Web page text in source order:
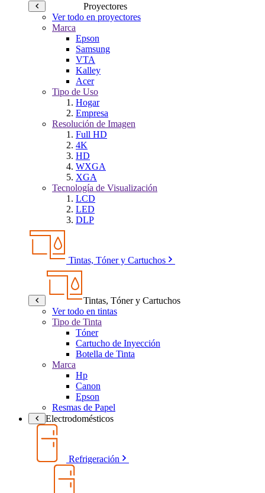
Proyectores
Ver todo en proyectores
Marca
Epson
Samsung
VTA
Kalley
Acer
Tipo de Uso
Hogar
Empresa
Resolución de Imagen
Full HD
4K
HD
WXGA
XGA
Tecnología de Visualización
LCD
LED
DLP
Tintas, Tóner y Cartuchos
Tintas, Tóner y Cartuchos
Ver todo en tintas
Tipo de Tinta
Tóner
Cartucho de Inyección
Botella de Tinta
Marca
Hp
Canon
Epson
Resmas de Papel
Electrodomésticos
Refrigeración